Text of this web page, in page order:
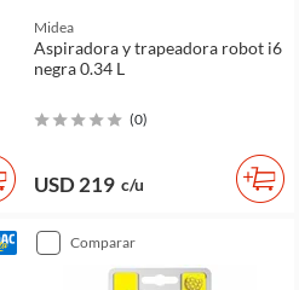
Midea
Aspiradora y trapeadora robot i6
negra 0.34 L
(0)
USD 219 c/u
comparar